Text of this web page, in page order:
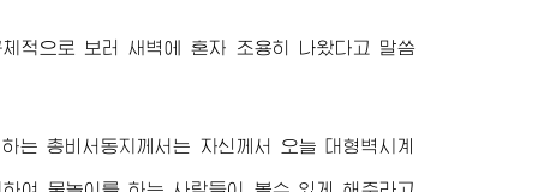
적으로 보러 새벽에 혼자 조용히 나왔다고 말씀
는 총비서동지 께서는 자신께서 오늘 대형벽시계